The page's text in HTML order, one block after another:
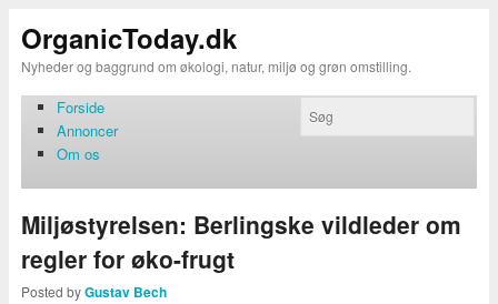
OrganicToday.dk
Nyheder og baggrund om økologi, natur, miljø og grøn omstilling.
Forside
Annoncer
Om os
Miljøstyrelsen: Berlingske vildleder om
regler for øko-frugt
Posted byGustav Bech